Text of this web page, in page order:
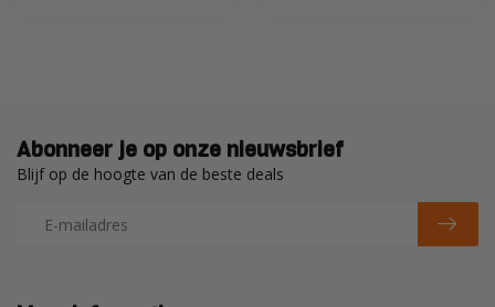
Abonneer je op onze nieuwsbrief
Blijf op de hoogte van de beste deals